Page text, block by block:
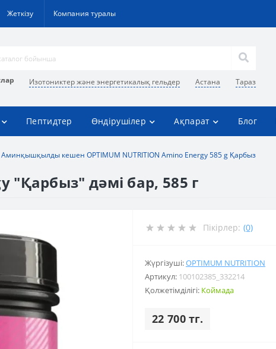
Жеткізу Компания туралы
Изотониктер және энергетикалық гельдер Астана Тараз
Пептидтер Өндірушілер Ақпарат Блог
Аминқышқылды кешен OPTIMUM NUTRITION Amino Energy 585 g Қарбыз
"Қарбыз" дәмі бар, 585 г
Пікірлер: (0)
Жүргізуші:OPTIMUM NUTRITION
Артикул: 100102385_332214
Қолжетімділігі: Коймада
22 700 тг.